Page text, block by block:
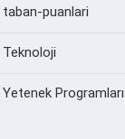
taban-puanlari
Teknoloji
Yetenek Programları